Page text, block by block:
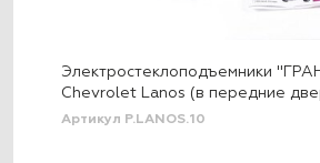
Электростеклоподъемники
Chevrolet Lanos (в передние
Артикул P.LANOS.10